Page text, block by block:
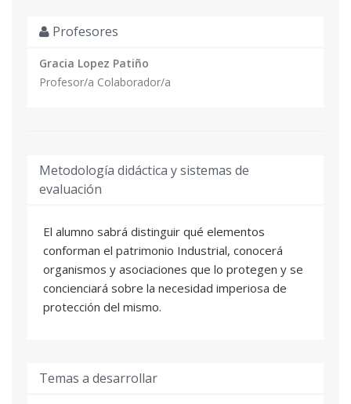
Profesores
Gracia Lopez Patiño
Profesor/a Colaborador/a
Metodología didáctica y sistemas de
evaluación
El alumno sabrá distinguir qué elementos
conforman el patrimonio Industrial, conocerá
organismos y asociaciones que lo protegen y se
concienciará sobre la necesidad imperiosa de
protección del mismo.
Temas a desarrollar